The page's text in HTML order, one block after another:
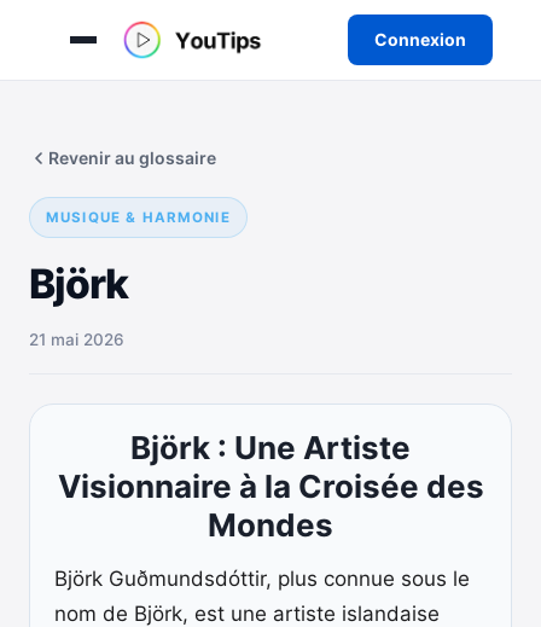
Connexion
contenu
MUSIQUE & HARMONIE
Björk
Revenir au glossaire
21 mai 2026
Björk : Une Artiste
Visionnaire à la Croisée des
Mondes
Björk Guðmundsdóttir, plus connue sous le
nom de Björk, est une artiste islandaise